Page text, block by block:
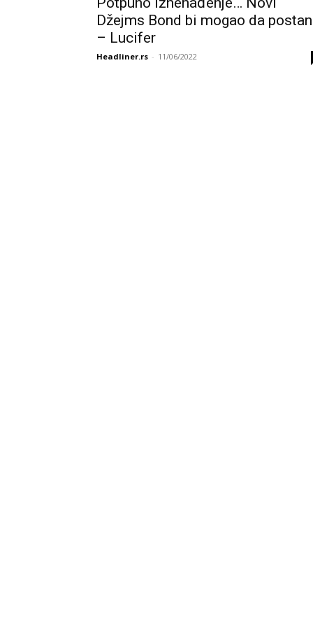
Džejms Bond bi mogao da
– Lucifer
Headliner.rs - 11/06/2022